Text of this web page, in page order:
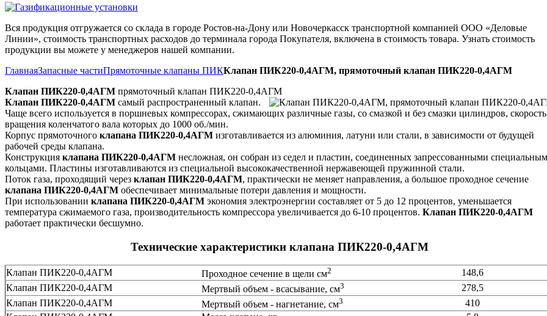
Вся продукция отгружается со склада в городе Ростов-на-Дону или Новочеркасск транспортной компанией ООО «Деловые
Линии», стоимость транспортных расходов до терминала города Покупателя, включена в стоимость товара. Узнать стоимость
продукции вы можете у менеджеров нашей компании.
ГлавнаяЗапасные частиПрямоточные клапаны ПИККлапан ПИК220-0,4АГМ, прямоточный клапан ПИК220-0,4АГМ
Клапан ПИК220-0,4АГМ прямоточный клапан ПИК220-0,4АГМ
Клапан ПИК220-0,4АГМ самый распространенный клапан.
Чаще всего используется в поршневых компрессорах, сжимающих различные газы, со смазкой и без смазки цилиндров, скорость
вращения коленчатого вала которых до 1000 об./мин.
Корпус прямоточного клапана ПИК220-0,4АГМ изготавливается из алюминия, латуни или стали, в зависимости от будущей
рабочей среды клапана.
Конструкция клапана ПИК220-0,4АГМ несложная, он собран из седел и пластин, соединенных запрессованными
кольцами. Пластины изготавливаются из специальной высококачественной нержавеющей пружинной стали.
Поток газа, проходящий через клапан ПИК220-0,4АГМ, практически не меняет направления, а большое проходное сечение
клапана ПИК220-0,4АГМ обеспечивает минимальные потери давления и мощности.
При использовании клапана ПИК220-0,4АГМ экономия электроэнергии составляет от 5 до 12 процентов, уменьшается
температура сжимаемого газа, производительность компрессора увеличивается до 6-10 процентов. Клапан ПИК220-0,4АГМ
работает практически бесшумно.
Технические характеристики клапана ПИК220-0,4АГМ
Клапан ПИК220-0,4АГМ Проходное сечение в щели см2
148,6
Клапан ПИК220-0,4АГМ
Мертвый объем - всасывание, см3
278,5
Клапан ПИК220-0,4АГМ
Мертвый объем - нагнетание, см3
410